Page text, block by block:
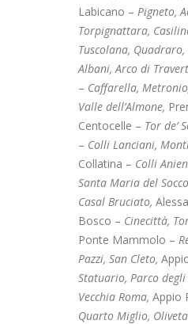
Labicano – Pigneto,
Torpignattara,
Tuscolana,
Albani, Arco di
– Caffarella,
Valle dell’Almone,
Centocelle – Tor de’
– Colli Lanciani,
Collatina – Colli
Santa Maria del
Casal Bruciato,
Bosco – Cinecittà,
Ponte Mammolo –
Pazzi, San Cleto,
Statuario, Parco
Vecchia Roma, Appio
Quarto Miglio,